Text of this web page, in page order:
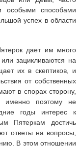
особыми способами
успех в области
дает им много
зацикливаются на
их в скептиков, и
от собственных
в спорах сторону,
именно поэтому не
годы интерес к
Пятеркам достичь
ответы на вопросы,
В этом отношении